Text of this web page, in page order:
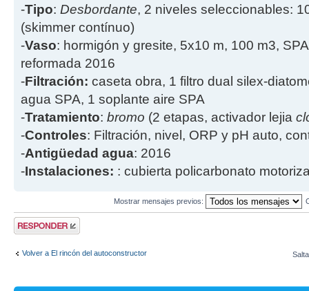
-Tipo: Desbordante, 2 niveles seleccionables:
(skimmer contínuo)
-Vaso: hormigón y gresite, 5x10 m, 100 m3,
reformada 2016
-Filtración: caseta obra, 1 filtro dual silex-
agua SPA, 1 soplante aire SPA
-Tratamiento: bromo (2 etapas, activador lejia
-Controles: Filtración, nivel, ORP y pH auto,
-Antigüedad agua: 2016
-Instalaciones: : cubierta policarbonato
Mostrar mensajes previos:
Publicar una
respuesta
Volver a El rincón del autoconstructor